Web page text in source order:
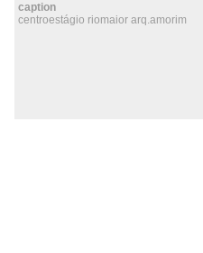
caption
centroestágio riomaior arq.amorim